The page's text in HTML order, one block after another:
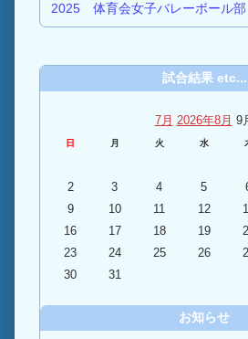
2025 体育会女子バレーボール部
試合結果 etc...
7月 2026年8月 9
日 月 火 水
2
3 4 5
9
10 11 12
16
17 18 19
23
24 25 26
30
31
お知らせ